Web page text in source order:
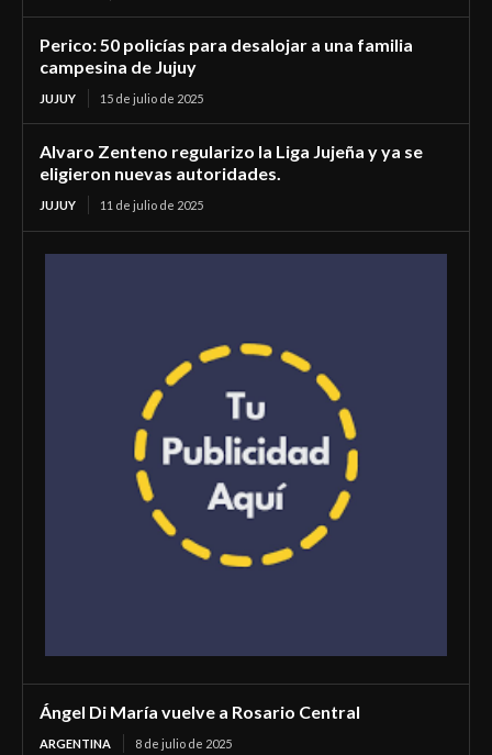
Perico: 50 policías para desalojar a una familia
campesina de Jujuy
JUJUY 15 de julio de 2025
Alvaro Zenteno regularizo la Liga Jujeña y ya se
eligieron nuevas autoridades.
JUJUY 11 de julio de 2025
Ángel Di María vuelve a Rosario Central
ARGENTINA 8 de julio de 2025